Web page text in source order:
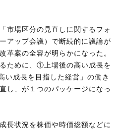
市場区分の見直しに関するフォ
アップ会議）で断続的に議論が
革案の全容が明らかになった。
ために、①上場後の高い成⻑を
成⻑を目指した経営」の働き
し、が１つのパッケージになっ
長状況を株価や時価総額などに